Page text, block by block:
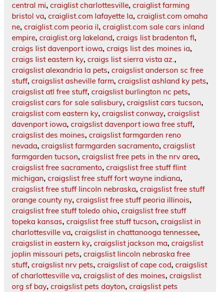
central mi, craiglist charlottesville, craiglist farming
bristol va, craiglist.com lafayette la, craiglist.com omaha
ne, craiglist.com peoria il, craiglist.com sale cars inland
empire, craiglist.org lakeland, craigs list bradenton fl,
craigs list davenport iowa, craigs list des moines ia,
craigs list eastern ky, craigs list sierra vista az.,
craigslist alexandria la pets, craigslist anderson sc free
stuff, craigslist asheville farm, craigslist ashland ky pets,
craigslist atl free stuff, craigslist burlington nc pets,
craigslist cars for sale salisbury, craigslist cars tucson,
craigslist com eastern ky, craigslist conway, craigslist
davenport iowa, craigslist davenport iowa free stuff,
craigslist des moines, craigslist farmgarden reno
nevada, craigslist farmgarden sacramento, craigslist
farmgarden tucson, craigslist free pets in the nrv area,
craigslist free sacramento, craigslist free stuff flint
michigan, craigslist free stuff fort wayne indiana,
craigslist free stuff lincoln nebraska, craigslist free stuff
orange county ny, craigslist free stuff peoria illinois,
craigslist free stuff toledo ohio, craigslist free stuff
topeka kansas, craigslist free stuff tucson, craigslist in
charlottesville va, craigslist in chattanooga tennessee,
craigslist in eastern ky, craigslist jackson ma, craigslist
joplin missouri pets, craigslist lincoln nebraska free
stuff, craigslist nrv pets, craigslist of cape cod, craigslist
of charlottesville va, craigslist of des moines, craigslist
org sf bay, craigslist pets dayton, craigslist pets